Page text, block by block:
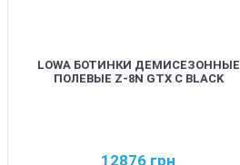
LOWA БОТИНКИ ДЕМИСЕЗОННЫЕ
ПОЛЕВЫЕ Z-8N GTX C BLACK
12876 грн